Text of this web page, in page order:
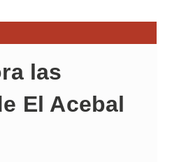
las
El Acebal